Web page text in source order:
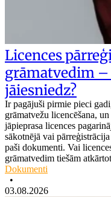
Licences
grāmatvedim
jāiesniedz?
Ir pagājuši pirmie pieci
grāmatvežu licencēšana,
jāpieprasa licences
sākotnējā vai
paši dokumenti. Vai
grāmatvedim tiešām
Dokumenti
•
03.08.2026